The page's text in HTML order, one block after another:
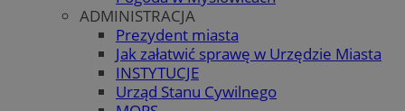
ADMINISTRACJA
Prezydent miasta
Jak załatwić sprawę w Urzędzie Miasta
INSTYTUCJE
Urząd Stanu Cywilnego